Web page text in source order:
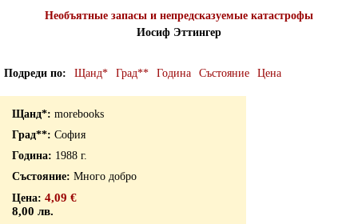
Необъятные запасы и непредсказуемые катастрофы
Иосиф Эттингер
Подреди по Щанд* Град** Година Състояние Цена
morebooks
София
1988 г.
Много добро
4,09 €
8,00 лв.